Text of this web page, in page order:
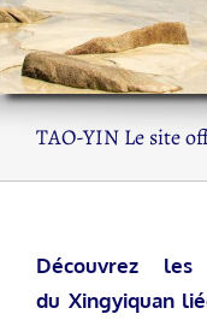
TAO-YIN Le site
Découvrez
du Xingyiquan